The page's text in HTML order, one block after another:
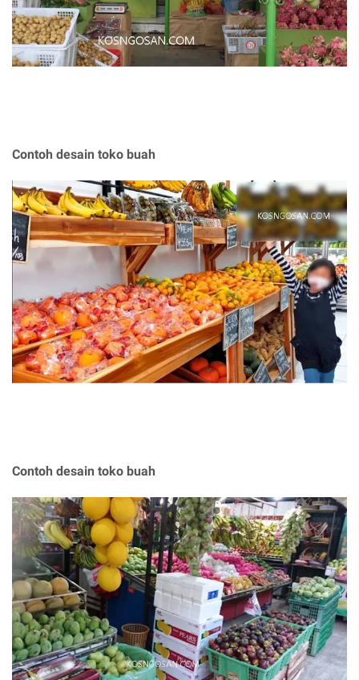
Contoh desain toko buah
Contoh desain toko buah